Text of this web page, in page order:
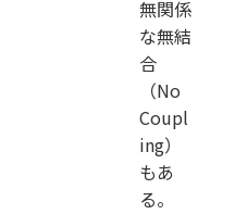
無関係
な無結
合
（No
Coupl
ing）
もあ
る。